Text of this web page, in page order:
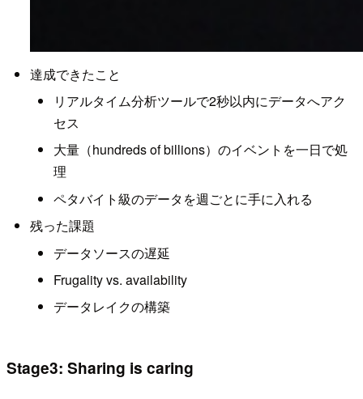
達成できたこと
リアルタイム分析ツールで2秒以内にデータへアク
セス
大量（hundreds of billions）のイベントを一日で処
理
ペタバイト級のデータを週ごとに手に入れる
残った課題
データソースの遅延
Frugality vs. availability
データレイクの構築
Stage3: Sharing is caring